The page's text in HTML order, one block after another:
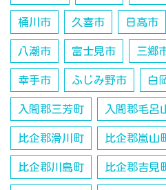
桶川市 久喜市 日高市
八潮市 富士見市 三郷
幸手市 ふじみ野市 白
入間郡三芳町 入間郡毛呂
比企郡滑川町 比企郡嵐山
比企郡川島町 比企郡吉見